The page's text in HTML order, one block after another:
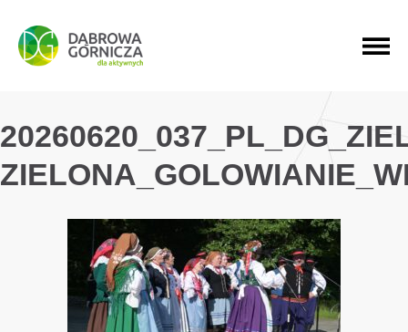
PRZEJDŹ DO MENU GŁÓWNEGO
PRZEJDŹ DO WYSZUKIWARKI
PRZEJDŹ DO TREŚCI